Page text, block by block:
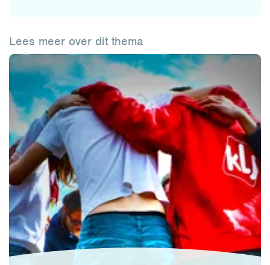
Lees meer over dit thema